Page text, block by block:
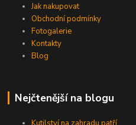
Jak nakupovat
Obchodní podmínky
Fotogalerie
Kontakty
Blog
Nejčtenější na blogu